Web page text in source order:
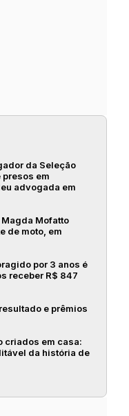
da Seleção
em
advogada em
Mofatto
de moto, em
por 3 anos é
receber R$ 847
e prêmios
criados em casa:
da história de